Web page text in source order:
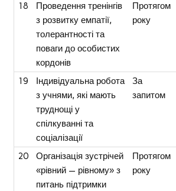
18
Проведення тренінгів
з розвитку емпатії,
толерантності та
поваги до особистих
кордонів
Протягом
року
19
Індивідуальна робота
з учнями, які мають
труднощі у
спілкуванні та
соціалізації
За
запитом
20
Організація зустрічей
«рівний — рівному» з
питань підтримки
Протягом
року